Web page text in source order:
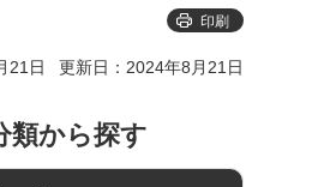
印刷
21日 更新日：2024年8月21日
類から探す